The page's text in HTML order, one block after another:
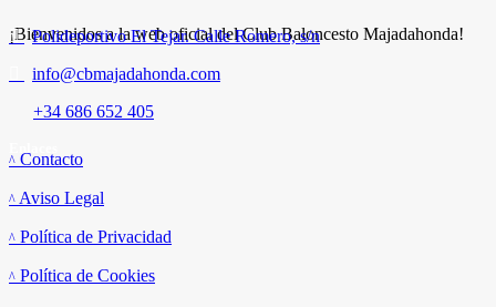
¡Bienvenidos a la web oficial del Club Baloncesto Majadahonda!
Polideportivo El Tejar. Calle Romero, s/n
info@cbmajadahonda.com
+34 686 652 405
Contacto
Aviso Legal
Política de Privacidad
Política de Cookies